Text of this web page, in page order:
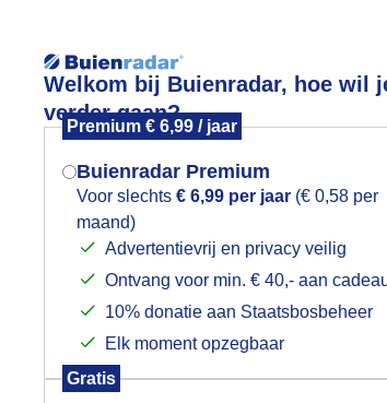
Welkom bij Buienradar, hoe wil
verder gaan?
Premium € 6,99 / jaar
Buienradar Premium
Voor slechts € 6,99 per jaar (€ 0,58 per
maand)
Advertentievrij en privacy veilig
Ontvang voor min. € 40,- aan
10% donatie aan Staatsbosbeheer
Elk moment opzegbaar
Gratis
Foto en video Weerzine
Mogen we je locatie gebruiken
het weer?
Indien je hier nog geen akkoord op
gegeven, verschijnt er zo een pop-up